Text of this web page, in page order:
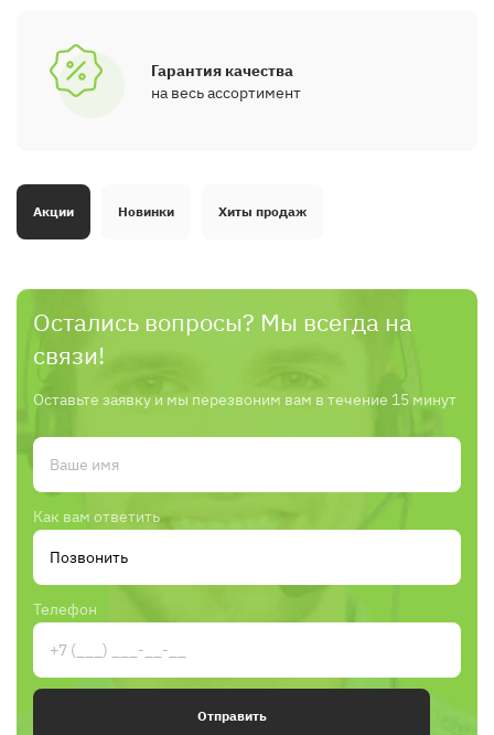
Гарантия качества
на весь ассортимент
Акции Новинки Хиты продаж
Остались вопросы? Мы всегда на
связи!
Оставьте заявку и мы перезвоним вам в течение 15 минут
Как вам ответить
Телефон
Отправить